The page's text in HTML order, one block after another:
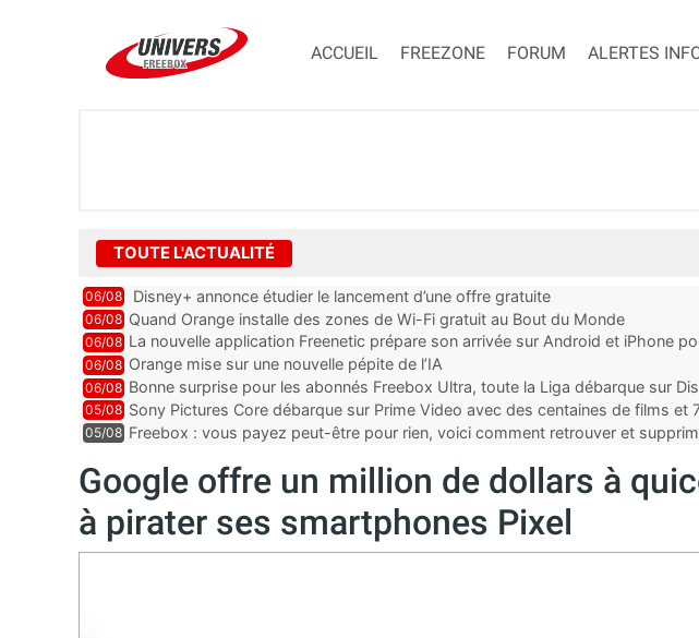
ACCUEIL FREEZONE FORUM ALERTES
TOUTE L'ACTUALITÉ
06/08 Disney+ annonce étudier le lancement d’une offre gratuite
06/08 Quand Orange installe des zones de Wi-Fi gratuit au Bout du Monde
06/08 La nouvelle application Freenetic prépare son arrivée sur Android et iPhone
abonnés Freebox, testez la
06/08 Orange mise sur une nouvelle pépite de l’IA
06/08 Bonne surprise pour les abonnés Freebox Ultra, toute la Liga débarque sur
inclus
05/08 Sony Pictures Core débarque sur Prime Video avec des centaines de films et
05/08 Freebox : vous payez peut-être pour rien, voici comment retrouver et
Google offre un million de dollars à
à pirater ses smartphones Pixel